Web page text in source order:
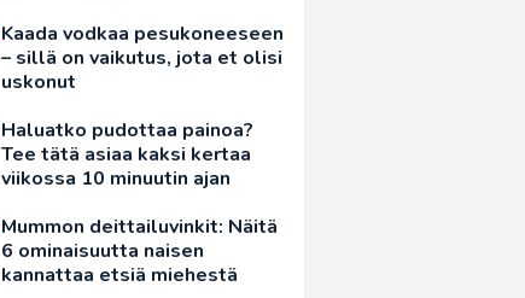
Kaada vodkaa pesukoneeseen
– sillä on vaikutus, jota et olisi
uskonut
Haluatko pudottaa painoa?
Tee tätä asiaa kaksi kertaa
viikossa 10 minuutin ajan
Mummon deittailuvinkit: Näitä
6 ominaisuutta naisen
kannattaa etsiä miehestä